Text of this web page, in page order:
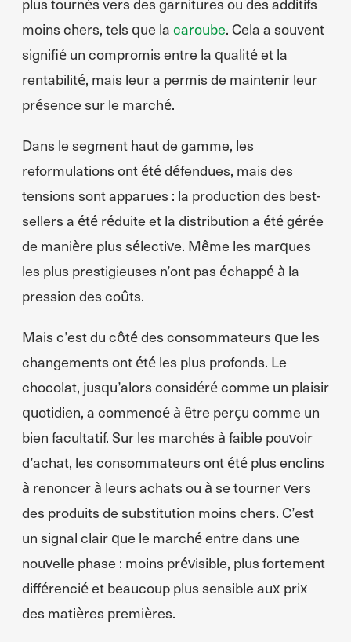
moins chers, tels que la caroube. Cela a souvent
signifié un compromis entre la qualité et la
rentabilité, mais leur a permis de maintenir leur
présence sur le marché.
Dans le segment haut de gamme, les
reformulations ont été défendues, mais des
tensions sont apparues : la production des best-
sellers a été réduite et la distribution a été gérée
de manière plus sélective. Même les marques
les plus prestigieuses n’ont pas échappé à la
pression des coûts.
Mais c’est du côté des consommateurs que les
changements ont été les plus profonds. Le
chocolat, jusqu’alors considéré comme un plaisir
quotidien, a commencé à être perçu comme un
bien facultatif. Sur les marchés à faible pouvoir
d’achat, les consommateurs ont été plus enclins
à renoncer à leurs achats ou à se tourner vers
des produits de substitution moins chers. C’est
un signal clair que le marché entre dans une
nouvelle phase : moins prévisible, plus fortement
différencié et beaucoup plus sensible aux prix
des matières premières.